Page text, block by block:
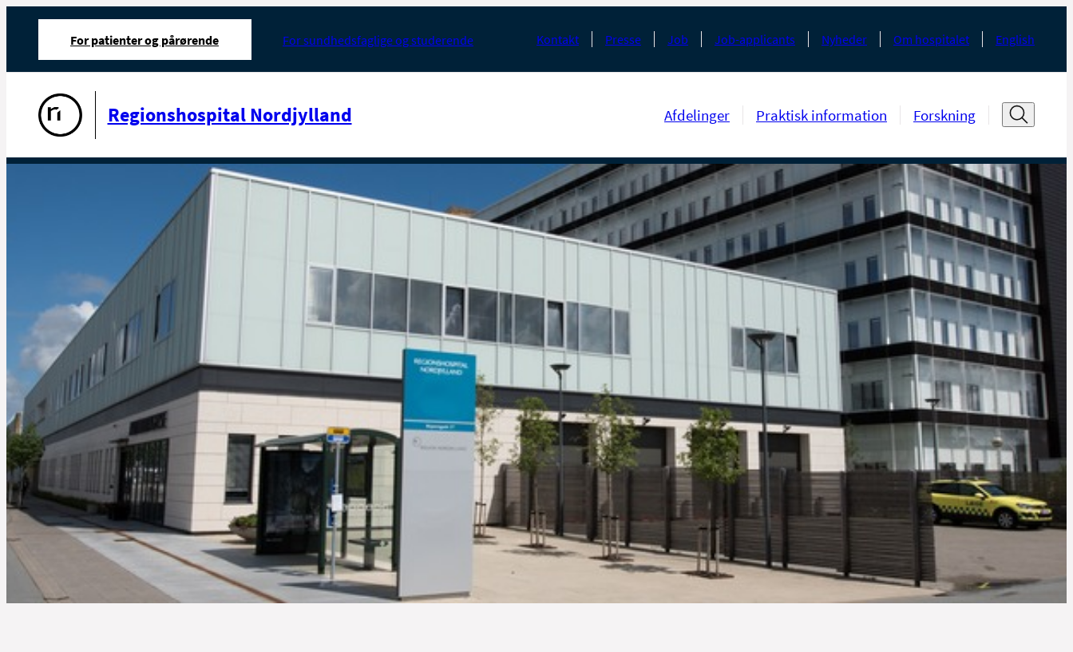
For patienter og pårørende For sundhedsfaglige og studerende Kontakt Presse Job Job-applicants Nyheder Om hospitalet English
Regionshospital Nordjylland Afdelinger Praktisk information Forskning